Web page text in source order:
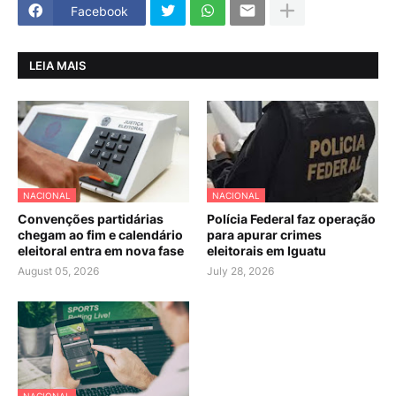
Facebook
LEIA MAIS
NACIONAL
Convenções partidárias
chegam ao fim e calendário
eleitoral entra em nova fase
August 05, 2026
NACIONAL
Polícia Federal faz operação
para apurar crimes
eleitorais em Iguatu
July 28, 2026